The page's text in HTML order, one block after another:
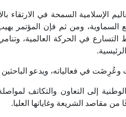
الإسلامية السمحة في الارتقاء
ومن ثم فإن المؤتمر
في الحركة العالمية،
في فعالياته، ويدعو الباحثين
إلى التعاون والتكاتف لمواصلة
مقاصد الشريعة وغاياتها العليا.